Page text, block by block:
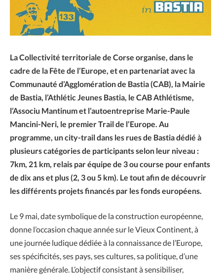
La Collectivité territoriale de Corse organise, dans le
cadre de la Fête de l’Europe, et en partenariat avec la
Communauté d’Agglomération de Bastia (CAB), la Mairie
de Bastia, l’Athlétic Jeunes Bastia, le CAB Athlétisme,
l’Associu Mantinum et l’autoentreprise Marie-Paule
Mancini-Neri, le premier Trail de l’Europe. Au
programme, un city-trail dans les rues de Bastia dédié à
plusieurs catégories de participants selon leur niveau :
7km, 21 km, relais par équipe de 3 ou course pour enfants
de dix ans et plus (2, 3 ou 5 km). Le tout afin de découvrir
les différents projets financés par les fonds européens.
Le 9 mai, date symbolique de la construction européenne,
donne l’occasion chaque année sur le Vieux Continent, à
une journée ludique dédiée à la connaissance de l’Europe,
ses spécificités, ses pays, ses cultures, sa politique, d’une
manière générale. L’objectif consistant à sensibiliser,